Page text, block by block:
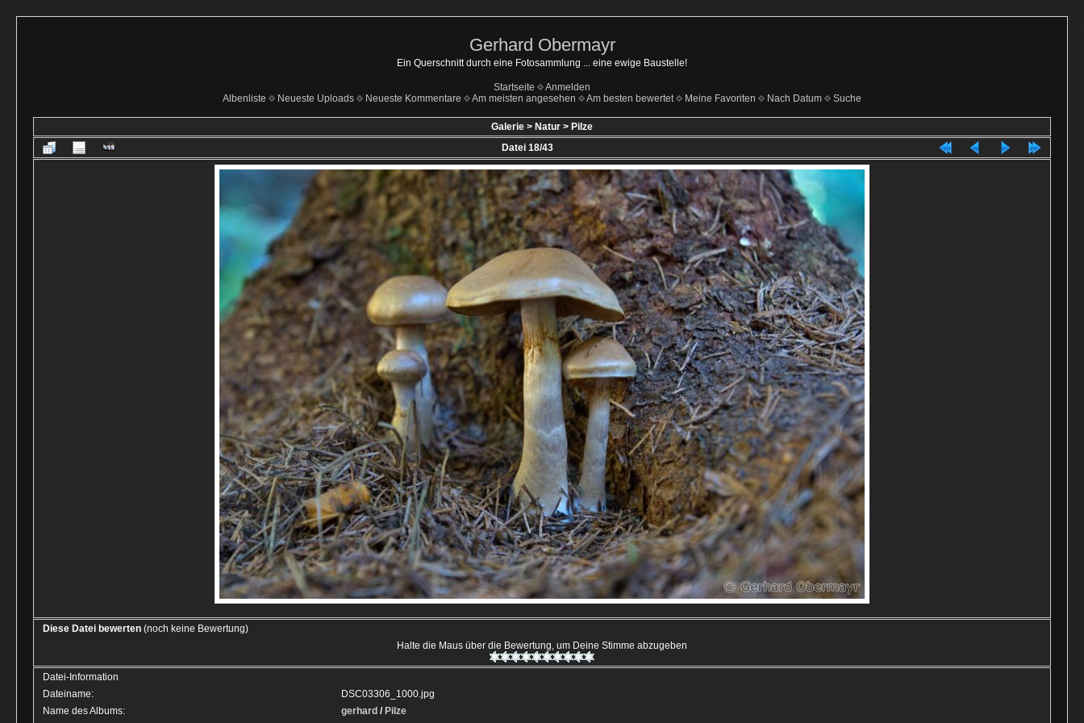
Gerhard Obermayr
Ein Querschnitt durch eine Fotosammlung ... eine ewige Baustelle!
Startseite
Anmelden
Albenliste
Neueste Uploads Neueste Kommentare Am meisten angesehen Am besten bewertet Meine Favoriten Nach Datum Suche
Galerie > Natur > Pilze
Datei 18/43
Diese Datei bewerten (noch keine Bewertung)
Halte die Maus über die Bewertung, um Deine Stimme abzugeben
Datei-Information
Dateiname:
DSC03306_1000.jpg
Name des Albums:
gerhard / Pilze